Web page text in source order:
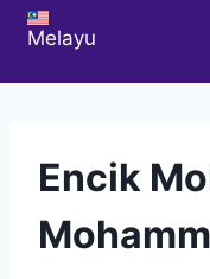
Melayu
Encik